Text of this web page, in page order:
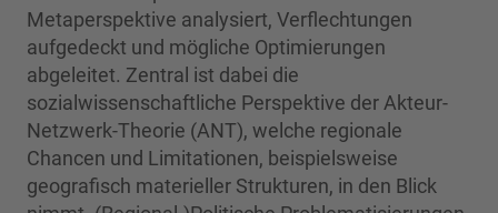
Metaperspektive analysiert, Verflechtungen
aufgedeckt und mögliche Optimierungen
abgeleitet. Zentral ist dabei die
sozialwissenschaftliche Perspektive der Akteur-
Netzwerk-Theorie (ANT), welche regionale
Chancen und Limitationen, beispielsweise
geografisch materieller Strukturen, in den Blick